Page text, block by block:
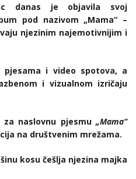
danas je objavila svoj
pod nazivom „Mama“ –
njezinim najemotivnijim i
i video spotova, a
i vizualnom izričaju
naslovnu pjesmu „Mama“
na društvenim mrežama.
kosu češlja njezina majka